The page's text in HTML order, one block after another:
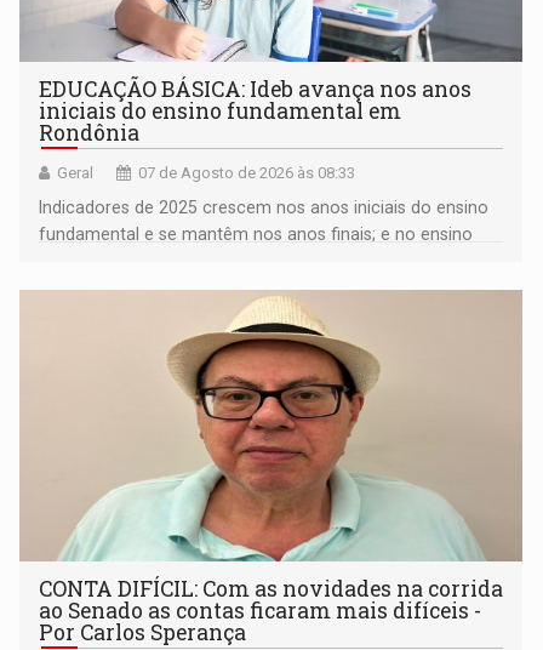
EDUCAÇÃO BÁSICA: Ideb avança nos anos
iniciais do ensino fundamental em
Rondônia
Geral 07 de Agosto de 2026 às 08:33
Indicadores de 2025 crescem nos anos iniciais do ensino
fundamental e se mantêm nos anos finais; e no ensino
CONTA DIFÍCIL: Com as novidades na corrida
ao Senado as contas ficaram mais difíceis -
Por Carlos Sperança